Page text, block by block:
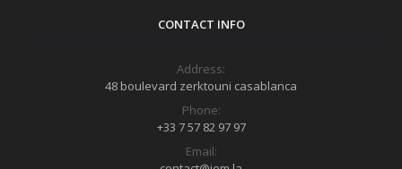
CONTACT INFO
Address:
48 boulevard zerktouni casablanca
Phone:
+33 7 57 82 97 97
Email: